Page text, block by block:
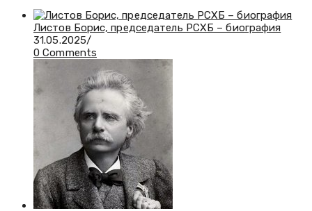
Листов Борис, председатель РСХБ – биография
31.05.2025/
0 Comments